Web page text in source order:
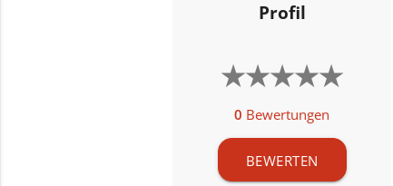
Profil
★★★★★
★★★★★
0 Bewertungen
BEWERTEN